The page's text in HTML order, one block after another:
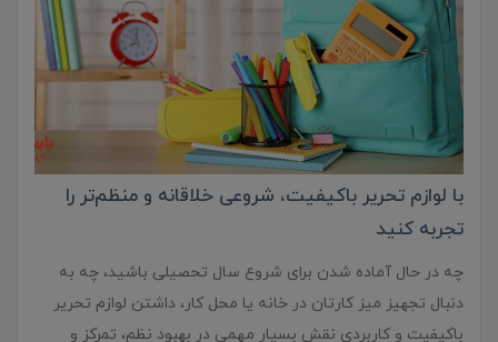
با لوازم تحریر باکیفیت، شروعی خلاقانه و منظم‌تر را
تجربه کنید
چه در حال آماده شدن برای شروع سال تحصیلی باشید، چه به
دنبال تجهیز میز کارتان در خانه یا محل کار، داشتن لوازم تحریر
باکیفیت و کاربردی نقش بسیار مهمی در بهبود نظم، تمرکز و